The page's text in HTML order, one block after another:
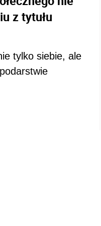
z tytułu
tylko siebie, ale